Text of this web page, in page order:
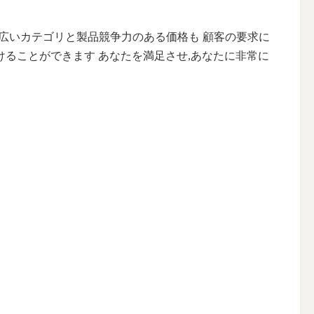
いカテゴリと製品競争力のある価格も 顧客の要求に
ことができます あなたを満足させ,あなたに非常に